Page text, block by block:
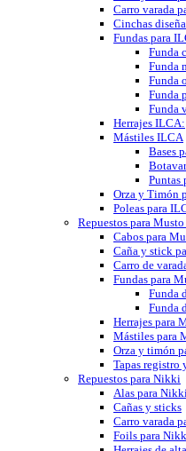
Carro varada
Cinchas
Fundas para
Funda
Funda
Funda
Funda
Funda
Herrajes ILCA:
Mástiles ILCA
Bases
Puntas
Orza y Timón
Poleas para
Repuestos para
Cabos para
Caña y stick
Carro de
Fundas para
Funda
Funda
Herrajes para
Mástiles para
Orza y timón
Tapas registro
Repuestos para Nikki
Alas para
Cañas y sticks
Carro varada
Foils para